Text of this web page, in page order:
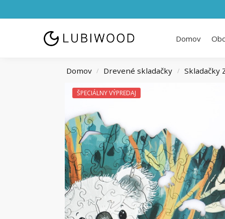
Domov
Domov / Drevené skladačky / Skladačky
ŠPECIÁLNY VÝPREDAJ